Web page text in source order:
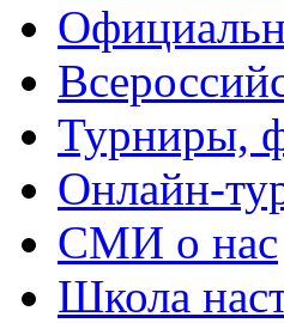
Турниры,
Онлайн-
СМИ о нас
Школа